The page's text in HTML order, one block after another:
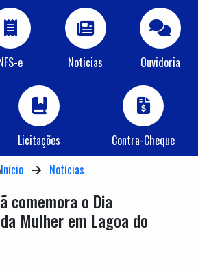
e Noticias Ouvidoria
Licitações
Contra-Cheque
Início Notícias
comemora o Dia
Mulher em Lagoa do